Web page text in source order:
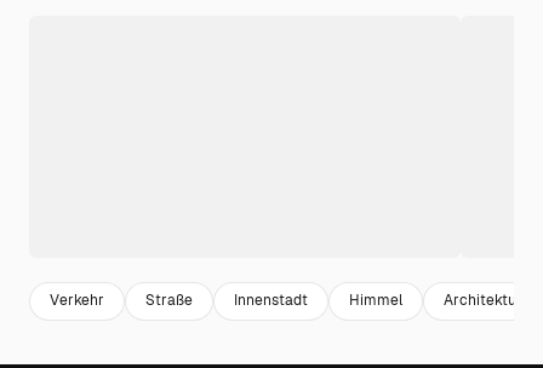
Verkehr Straße Innenstadt Himmel Architektur